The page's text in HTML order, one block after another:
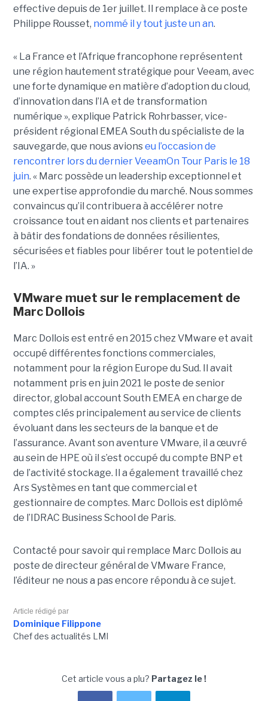
effective depuis de 1er juillet. Il remplace à ce poste
Philippe Rousset, nommé il y tout juste un an.
« La France et l’Afrique francophone représentent
une région hautement stratégique pour Veeam, avec
une forte dynamique en matière d’adoption du cloud,
d’innovation dans l’IA et de transformation
numérique », explique Patrick Rohrbasser, vice-
président régional EMEA South du spécialiste de la
sauvegarde, que nous avionseu l’occasion de
rencontrer lors du dernier VeeamOn Tour Paris le 18
juin. « Marc possède un leadership exceptionnel et
une expertise approfondie du marché. Nous sommes
convaincus qu’il contribuera à accélérer notre
croissance tout en aidant nos clients et partenaires
à bâtir des fondations de données résilientes,
sécurisées et fiables pour libérer tout le potentiel de
l’IA. »
VMware muet sur le remplacement de
Marc Dollois
Marc Dollois est entré en 2015 chez VMware et avait
occupé différentes fonctions commerciales,
notamment pour la région Europe du Sud. Il avait
notamment pris en juin 2021 le poste de senior
director, global account South EMEA en charge de
comptes clés principalement au service de clients
évoluant dans les secteurs de la banque et de
l’assurance. Avant son aventure VMware, il a œuvré
au sein de HPE où il s’est occupé du compte BNP et
de l’activité stockage. Il a également travaillé chez
Ars Systèmes en tant que commercial et
gestionnaire de comptes. Marc Dollois est diplômé
de l’IDRAC Business School de Paris.
Contacté pour savoir qui remplace Marc Dollois au
poste de directeur général de VMware France,
l’éditeur ne nous a pas encore répondu à ce sujet.
Article rédigé par
Dominique Filippone
Chef des actualités LMI
Cet article vous a plu? Partagez le !